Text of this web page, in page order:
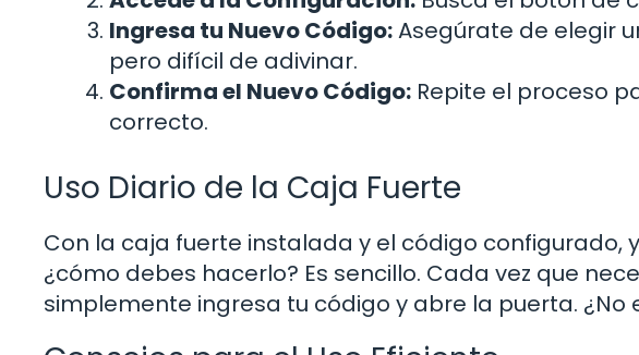
Ingresa tu Nuevo Código:Asegúrate de elegir
pero difícil de adivinar.
Confirma el Nuevo Código: Repite el proceso
correcto.
Uso Diario de la Caja Fuerte
Con la caja fuerte instalada y el código configurado,
¿cómo debes hacerlo? Es sencillo. Cada vez que
simplemente ingresa tu código y abre la puerta. ¿No